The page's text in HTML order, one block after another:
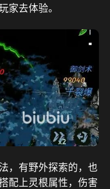
家去体验。
，有野外探索的，也
配上灵根属性，伤害